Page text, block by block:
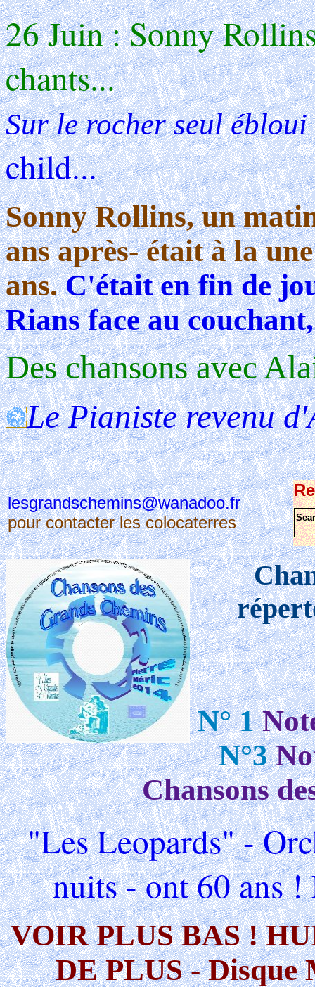
26 Juin : Sonny
chants...
Sur le rocher seul ébloui
child...
Sonny Rollins, un
ans après- était à la
ans.C'était en fin de
Rians face au couchant,
Des chansons avec
Le Pianiste revenu
lesgrandschemins@wanadoo.fr
pour contacter les colocaterres
N° 1
N°3
Chansons
"Les Leopards" -
nuits - ont 60 ans
VOIR PLUS BAS !
DE PLUS - Disque